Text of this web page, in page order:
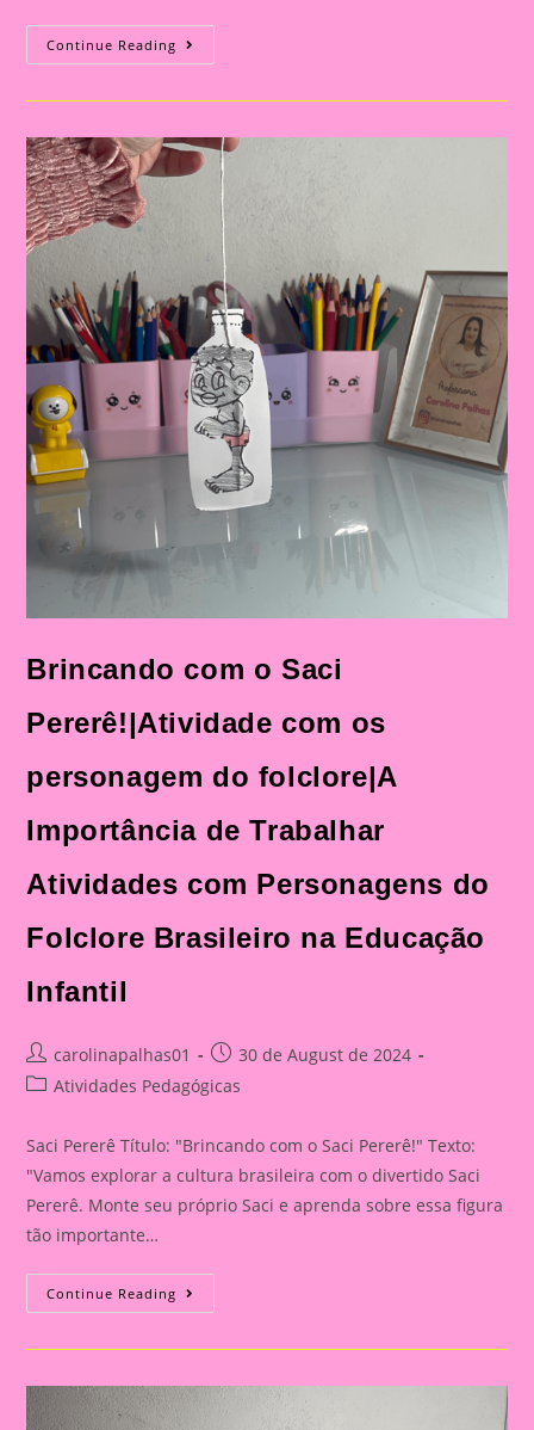
Continue Reading Descubra
A
Da
Os
Personagem
Do
Folclore|A
Importância
Trabalhar
Atividades
Com
Personagens
Do
Folclore
Brasileiro
Na
Educação
Infantil
Brincando com o Saci
Pererê!|Atividade com os
personagem do folclore|A
Importância de Trabalhar
Atividades com Personagens do
Folclore Brasileiro na Educação
Infantil
Post
author:
carolinapalhas01
Post
published:
30 de August de 2024
PostAtividades Pedagógicas
Saci Pererê Título: "Brincando com o Saci Pererê!" Texto:
"Vamos explorar a cultura brasileira com o divertido Saci
Pererê. Monte seu próprio Saci e aprenda sobre essa figura
tão importante…
Continue Reading Brincando
Com
Saci
Os
Personagem